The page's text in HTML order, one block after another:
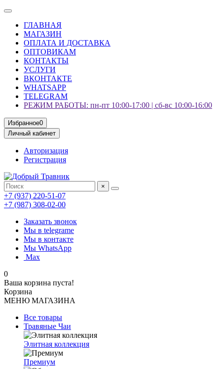
ГЛАВНАЯ
МАГАЗИН
ОПЛАТА И ДОСТАВКА
ОПТОВИКАМ
КОНТАКТЫ
УСЛУГИ
ВКОНТАКТЕ
WHATSAPP
TELEGRAM
РЕЖИМ РАБОТЫ: пн-пт 10:00-17:00 | сб-вс 10:00-16:00
Избранное0
Личный кабинет
Авторизация
Регистрация
×
+7 (937) 220-51-07
+7 (987) 308-02-00
Заказать звонок
Мы в telegrame
Мы в контакте
Мы WhatsApp
Мах
0
Ваша корзина пуста!
Корзина
МЕНЮ МАГАЗИНА
Все товары
Травяные Чаи
Элитная коллекция
Премиум